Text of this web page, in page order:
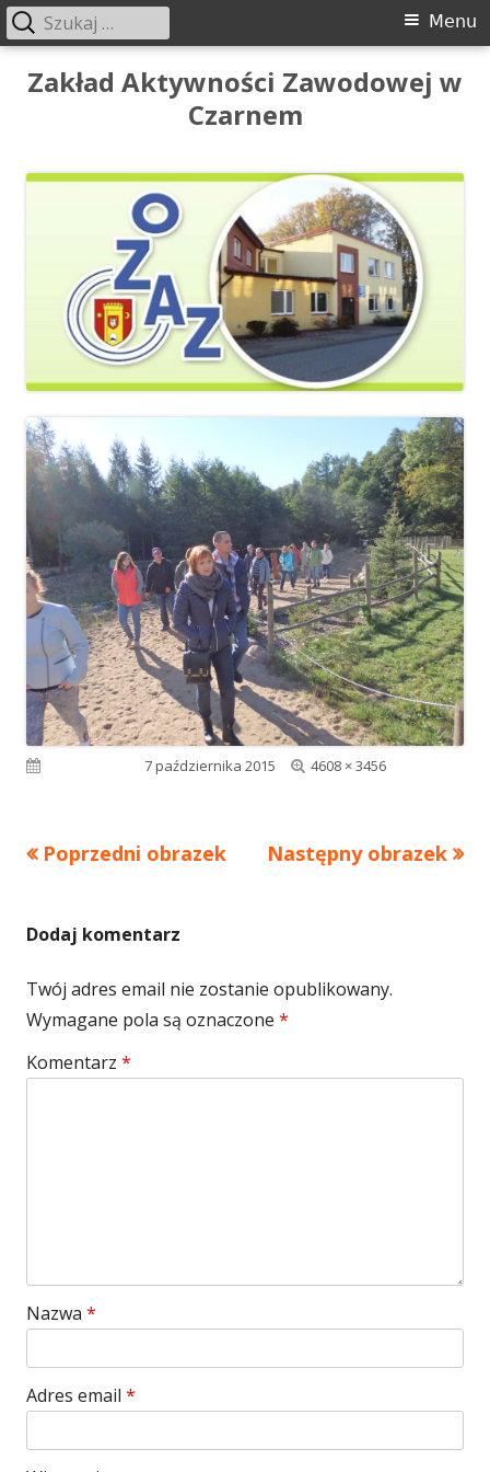
Przeskocz
Zakład Aktywności Zawodowej w
Czarnem
Menu
główne
Menu
Szukaj:
Opublikowano7 października 2015
Pełny
4608 × 3456
Poprzedni obrazek Następny obrazek
Dodaj komentarz
Twój adres email nie zostanie opublikowany.
Wymagane pola są oznaczone *
Komentarz *
Nazwa *
Adres email *